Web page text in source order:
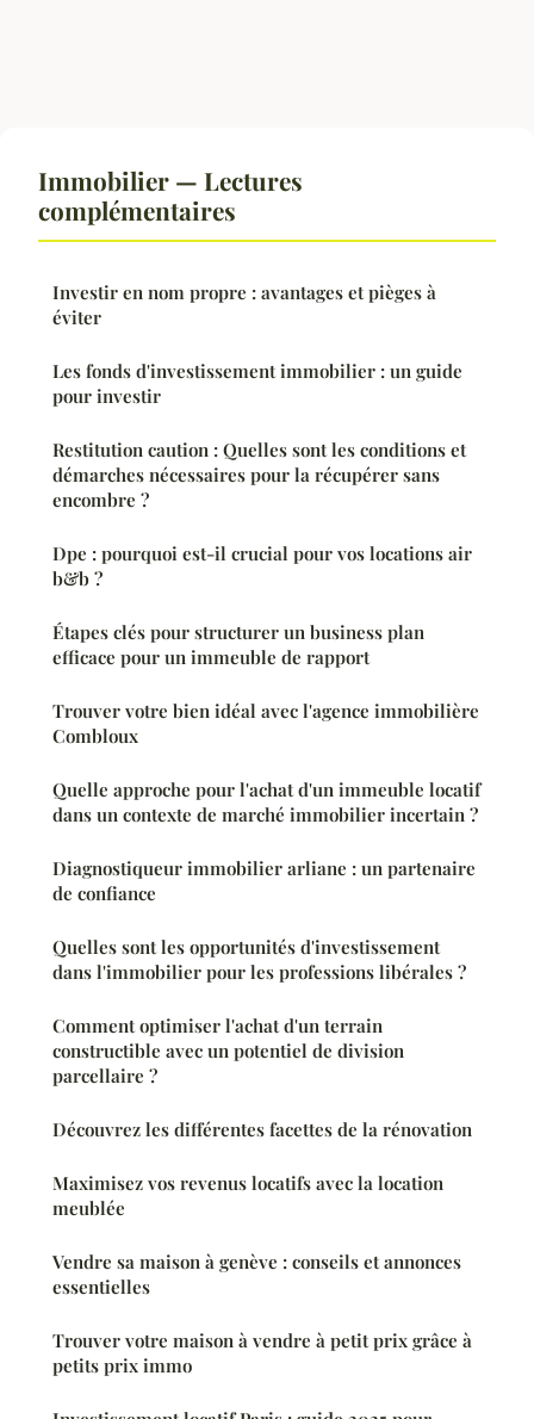
Immobilier — Lectures
complémentaires
Investir en nom propre : avantages et pièges à
éviter
Les fonds d'investissement immobilier : un guide
pour investir
Restitution caution : Quelles sont les conditions et
démarches nécessaires pour la récupérer sans
encombre ?
Dpe : pourquoi est-il crucial pour vos locations air
b&b ?
Étapes clés pour structurer un business plan
efficace pour un immeuble de rapport
Trouver votre bien idéal avec l'agence immobilière
Combloux
Quelle approche pour l'achat d'un immeuble locatif
dans un contexte de marché immobilier incertain ?
Diagnostiqueur immobilier arliane : un partenaire
de confiance
Quelles sont les opportunités d'investissement
dans l'immobilier pour les professions libérales ?
Comment optimiser l'achat d'un terrain
constructible avec un potentiel de division
parcellaire ?
Découvrez les différentes facettes de la rénovation
Maximisez vos revenus locatifs avec la location
meublée
Vendre sa maison à genève : conseils et annonces
essentielles
Trouver votre maison à vendre à petit prix grâce à
petits prix immo